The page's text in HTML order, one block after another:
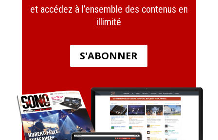
et accédez à l’ensemble des contenus en
illimité
S'ABONNER